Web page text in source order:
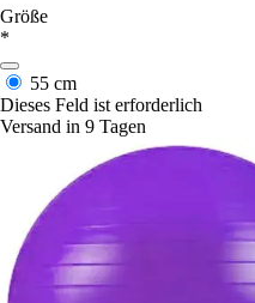
Größe
*
55 cm
Dieses Feld ist erforderlich
Versand in 9 Tagen